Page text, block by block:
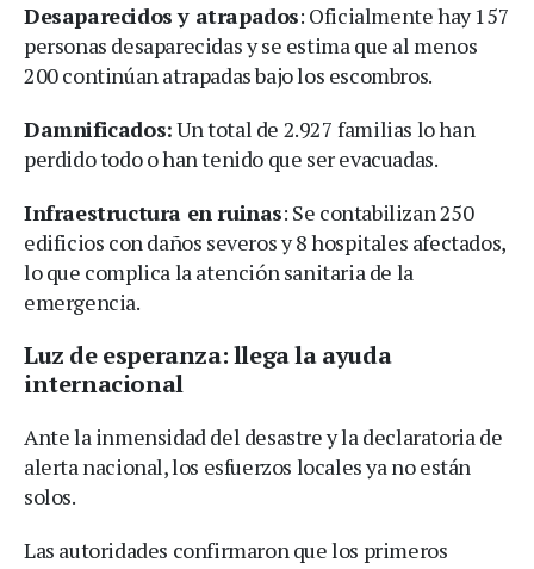
Desaparecidos y atrapados: Oficialmente hay 157
personas desaparecidas y se estima que al menos
200 continúan atrapadas bajo los escombros.
Damnificados:Un total de 2.927 familias lo han
perdido todo o han tenido que ser evacuadas.
Infraestructura en ruinas: Se contabilizan 250
edificios con daños severos y 8 hospitales afectados,
lo que complica la atención sanitaria de la
emergencia.
Luz de esperanza: llega la ayuda
internacional
Ante la inmensidad del desastre y la declaratoria de
alerta nacional, los esfuerzos locales ya no están
solos.
Las autoridades confirmaron que los primeros